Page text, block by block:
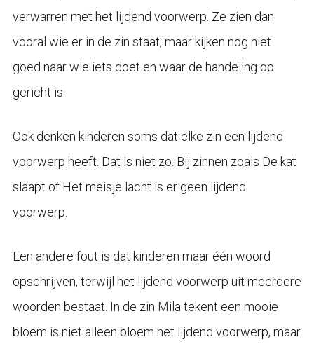
verwarren met het lijdend voorwerp. Ze zien dan
vooral wie er in de zin staat, maar kijken nog niet
goed naar wie iets doet en waar de handeling op
gericht is.
Ook denken kinderen soms dat elke zin een lijdend
voorwerp heeft. Dat is niet zo. Bij zinnen zoals De kat
slaapt of Het meisje lacht is er geen lijdend
voorwerp.
Een andere fout is dat kinderen maar één woord
opschrijven, terwijl het lijdend voorwerp uit meerdere
woorden bestaat. In de zin Mila tekent een mooie
bloem is niet alleen bloem het lijdend voorwerp, maar